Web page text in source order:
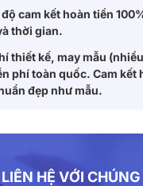
cam kết hoàn tiền
thời gian.
thiết kế, may mẫu
phí toàn quốc. Cam kết
đẹp như mẫu.
LIÊN HỆ VỚI CHÚNG